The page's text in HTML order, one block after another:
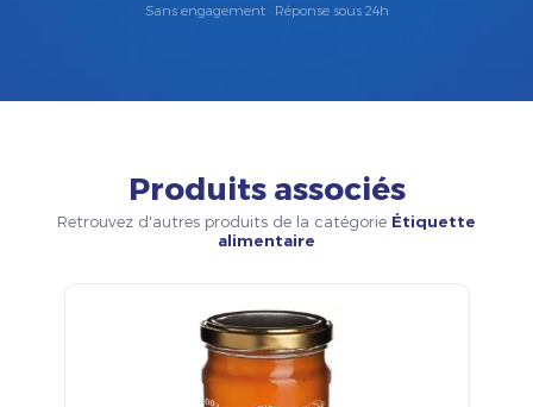
Sans engagement · Réponse sous 24h
Produits associés
Retrouvez d'autres produits de la catégorie Étiquette
alimentaire